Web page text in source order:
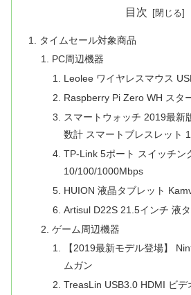
目次
タイムセール対象商品
PC周辺機器
Leolee ワイヤレスマウス
Raspberry Pi Zero WH スタ
スマートウォッチ 2019最新
数計 スマートブレスレット
TP-Link 5ポート スイッチン
10/100/1000Mbps
HUION 液晶タブレット
Artisul D22S 21.5インチ 液
ゲーム周辺機器
【2019最新モデル登場】
ムガン
TreasLin USB3.0 HDMI ビデ